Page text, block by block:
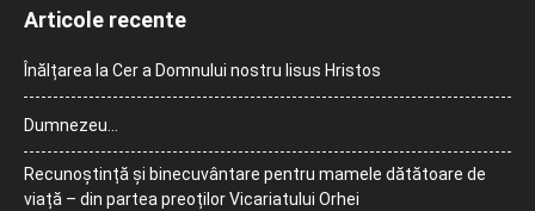
Articole recente
Înălțarea la Cer a Domnului nostru Iisus Hristos
Dumnezeu…
Recunoștință și binecuvântare pentru mamele dătătoare de
viață – din partea preoților Vicariatului Orhei